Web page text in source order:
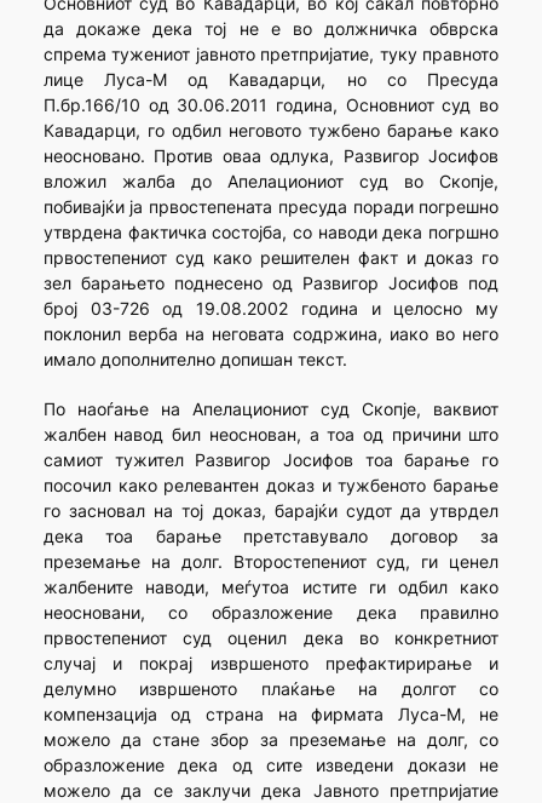
да докаже дека тој не е во должничка обврска
спрема тужениот јавното претпријатие, туку правното
лице Луса-М од Кавадарци, но со Пресуда
П.бр.166/10 од 30.06.2011 година, Основниот суд во
Кавадарци, го одбил неговото тужбено барање како
неосновано. Против оваа одлука, Развигор Јосифов
вложил жалба до Апелациониот суд во Скопје,
побивајќи ја првостепената пресуда поради погрешно
утврдена фактичка состојба, со наводи дека погршно
првостепениот суд како решителен факт и доказ го
зел барањето поднесено од Развигор Јосифов под
број 03-726 од 19.08.2002 година и целосно му
поклонил верба на неговата содржина, иако во него
имало дополнително допишан текст.
По наоѓање на Апелациониот суд Скопје, ваквиот
жалбен навод бил неоснован, а тоа од причини што
самиот тужител Развигор Јосифов тоа барање го
посочил како релевантен доказ и тужбеното барање
го засновал на тој доказ, барајќи судот да утврдел
дека тоа барање претставувало договор за
преземање на долг. Второстепениот суд, ги ценел
жалбените наводи, меѓутоа истите ги одбил како
неосновани, со образложение дека правилно
првостепениот суд оценил дека во конкретниот
случај и покрај извршеното префактирирање и
делумно извршеното плаќање на долгот со
компензација од страна на фирмата Луса-М, не
можело да стане збор за преземање на долг, со
образложение дека од сите изведени докази не
можело да се заклучи дека Јавното претпријатие